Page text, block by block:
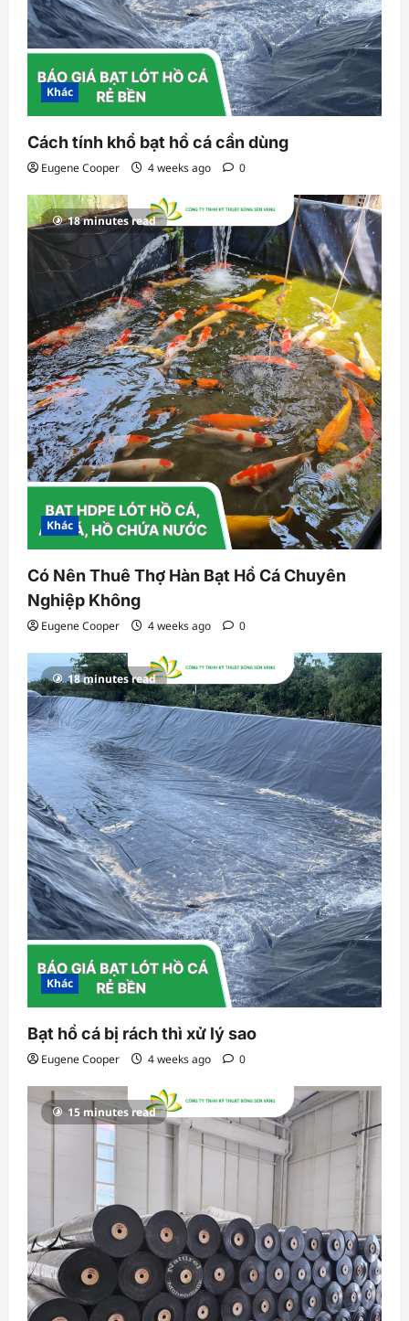
Khác
Cách tính khổ bạt hồ cá cần dùng
Eugene Cooper 4 weeks ago 0
18 minutes read
Khác
Có Nên Thuê Thợ Hàn Bạt Hồ Cá Chuyên
Nghiệp Không
Eugene Cooper 4 weeks ago 0
18 minutes read
Khác
Bạt hồ cá bị rách thì xử lý sao
Eugene Cooper 4 weeks ago 0
15 minutes read